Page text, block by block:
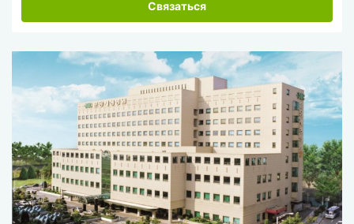
Связаться